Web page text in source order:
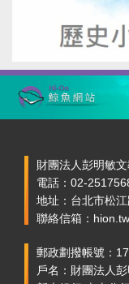
步，當上警
留學讀書。
旁聽生，開
科」、「行
試及國家高
得以鴻圖大展
件，在台灣人
後實施¬的戒
的戒嚴令，也
此，台灣的人
對的身影及人
中。 湯德章
財團法人彭明敏
電話：02-
地址：台北市松
聯絡信箱：
郵政劃撥帳號：
戶名：財團法人